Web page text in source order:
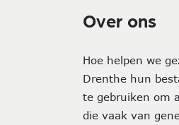
Over ons
Hoe helpen we
Drenthe hun
te gebruiken om
die vaak van